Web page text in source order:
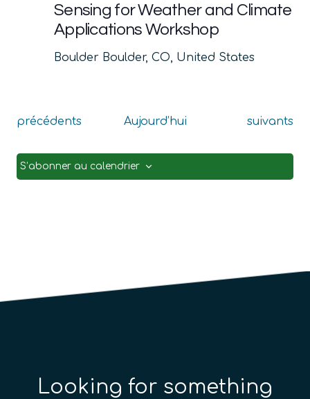
Sensing for Weather and Climate
Applications Workshop
Boulder Boulder, CO, United States
Évènements
précédents Aujourd’hui suivants
S’abonner au calendrier
Looking for something